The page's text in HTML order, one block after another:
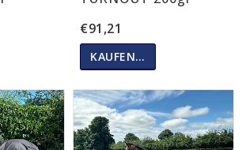
€91,21
KAUFEN…